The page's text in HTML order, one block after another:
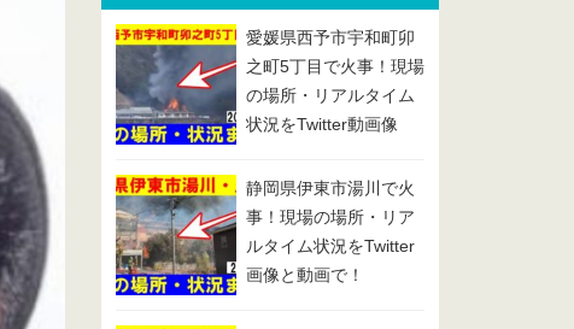
愛媛県西予市宇和町卯
之町5丁目で火事！現場
の場所・リアルタイム
状況をTwitter動画像
静岡県伊東市湯川で火
事！現場の場所・リア
ルタイム状況をTwitter
画像と動画で！